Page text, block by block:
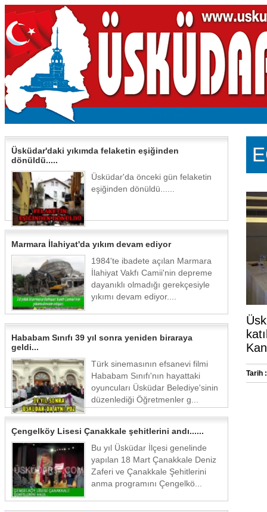
Üsküdar'daki yıkımda felaketin eşiğinden
dönüldü.....
Üsküdar'da önceki gün felaketin
eşiğinden dönüldü......
Marmara İlahiyat'da yıkım devam ediyor
1984'te ibadete açılan Marmara
İlahiyat Vakfı Camii'nin depreme
dayanıklı olmadığı gerekçesiyle
yıkımı devam ediyor....
Hababam Sınıfı 39 yıl sonra yeniden biraraya
geldi...
Türk sinemasının efsanevi filmi
Hababam Sınıfı'nın hayattaki
oyuncuları Üsküdar Belediye'sinin
düzenlediği Öğretmenler g...
Çengelköy Lisesi Çanakkale şehitlerini andı......
Bu yıl Üsküdar İlçesi genelinde
yapılan 18 Mart Çanakkale Deniz
Zaferi ve Çanakkale Şehitlerini
anma programını Çengelkö...
Tarih :